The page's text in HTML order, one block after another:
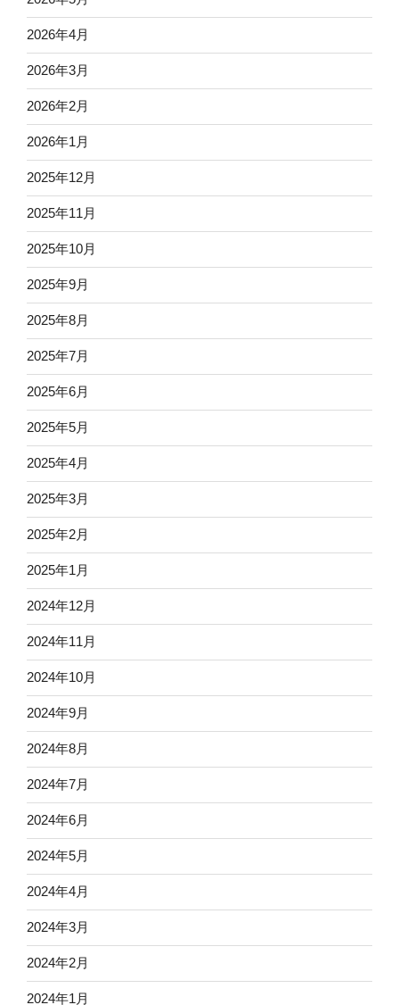
2026年4月
2026年3月
2026年2月
2026年1月
2025年12月
2025年11月
2025年10月
2025年9月
2025年8月
2025年7月
2025年6月
2025年5月
2025年4月
2025年3月
2025年2月
2025年1月
2024年12月
2024年11月
2024年10月
2024年9月
2024年8月
2024年7月
2024年6月
2024年5月
2024年4月
2024年3月
2024年2月
2024年1月